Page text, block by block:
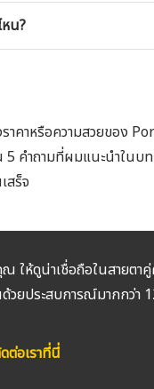
น?
าคาหรือความสวยของ
คำถามที่ผมแนะนำในบ
สร็จ
ห้ดูน่าเชื่อถือในสายตา
ยประสบการณ์มากกว่า
ต่อเราที่นี่